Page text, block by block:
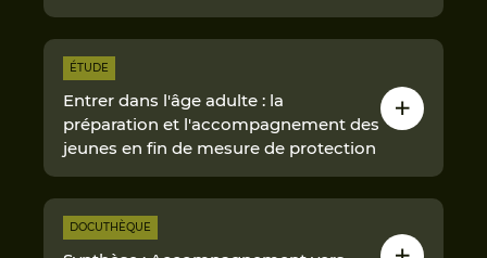
ÉTUDE
Entrer dans l'âge adulte : la
préparation et l'accompagnement des
jeunes en fin de mesure de protection
DOCUTHÈQUE